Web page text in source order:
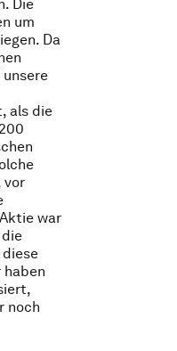
Die
um
Da
als die
vor
war
haben
noch